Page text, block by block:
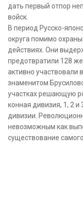
дать первый отпор
войск.
В период Русско-
округа помимо
действиях. Они
предотвратили 128
активно участвовали
знаменитом
участках решающую
конная дивизия, 1, 2
дивизии.
невозможным как
существование